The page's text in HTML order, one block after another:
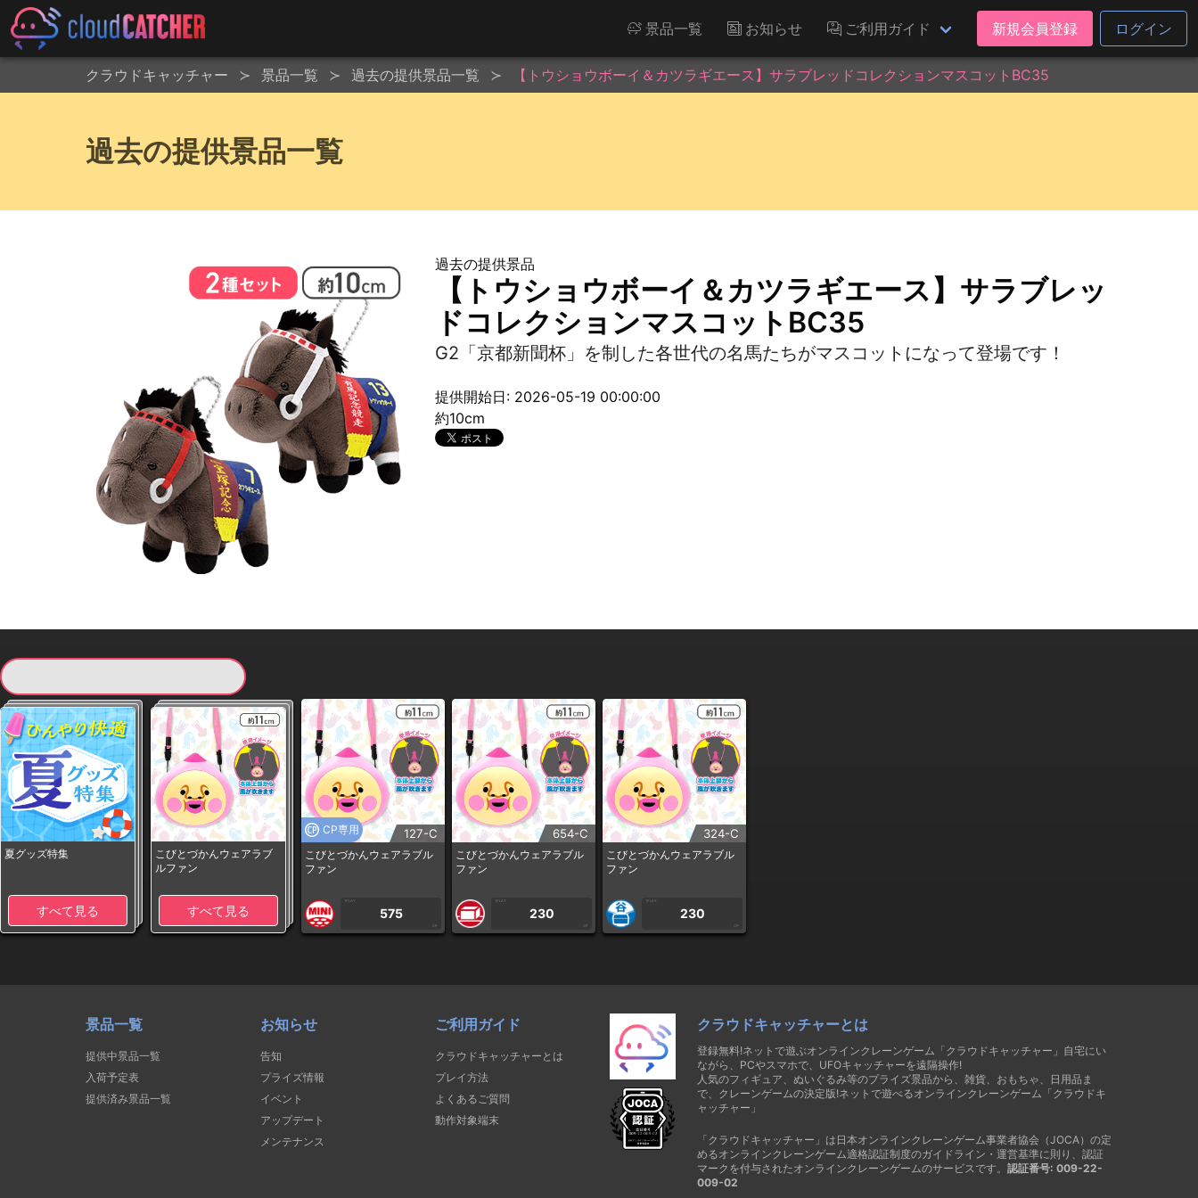
景品一覧 お知らせ ご利用ガイド 新規会員登録 ログイン
クラウドキャッチャー 景品一覧 過去の提供景品一覧 【トウショウボーイ＆カツラギエース】サラブレッドコレクションマスコットBC35
過去の提供景品一覧
過去の提供景品
【トウショウボーイ＆カツラギエース】サラブレッ
ドコレクションマスコットBC35
G2「京都新聞杯」を制した各世代の名馬たちがマスコットになって登場です！
提供開始日: 2026-05-19 00:00:00
約10cm
夏グッズ特集
すべて見る
こびとづかんウェアラブ
ルファン
すべて見る
CP専用 127-C
こびとづかんウェアラブル
ファン
1PLAY
575
CP
654-C
こびとづかんウェアラブル
ファン
1PLAY
230
CP
324-C
こびとづかんウェアラブル
ファン
1PLAY
230
CP
景品一覧
提供中景品一覧
入荷予定表
提供済み景品一覧
お知らせ
告知
プライズ情報
イベント
アップデート
メンテナンス
ご利用ガイド
クラウドキャッチャーとは
プレイ方法
よくあるご質問
動作対象端末
クラウドキャッチャーとは
登録無料!ネットで遊ぶオンラインクレーンゲーム「クラウドキャッチャー」自宅にい
ながら、PCやスマホで、UFOキャッチャーを遠隔操作!
人気のフィギュア、ぬいぐるみ等のプライズ景品から、雑貨、おもちゃ、日用品ま
で、クレーンゲームの決定版!ネットで遊べるオンラインクレーンゲーム「クラウドキ
ャッチャー」
「クラウドキャッチャー」は日本オンラインクレーンゲーム事業者協会（JOCA）の定
めるオンラインクレーンゲーム適格認証制度のガイドライン・運営基準に則り、認証
マークを付与されたオンラインクレーンゲームのサービスです。 認証番号: 009-22-
009-02